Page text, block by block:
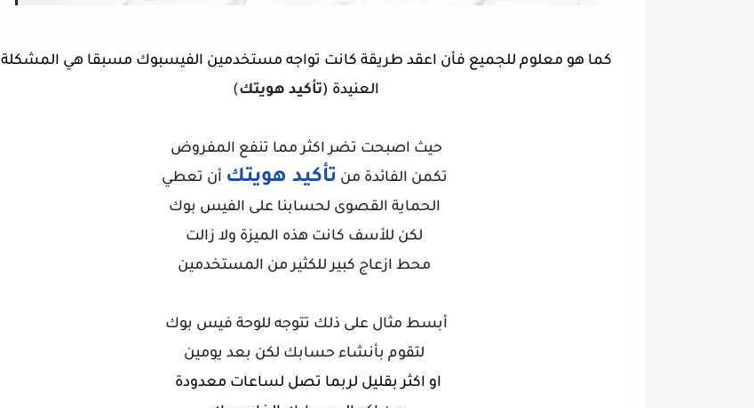
كما هو معلوم للجميع فأن اعقد طريقة كانت تواجه مستخدمين الفيسبوك مسبقا هي المشكلة
العنيدة (تأكيد هويتك)
حيث اصبحت تضر اكثر مما تنفع المفروض
تكمن الفائدة من تأكيد هويتك أن تعطي
الحماية القصوى لحسابنا على الفيس بوك
لكن للأسف كانت هذه الميزة ولا زالت
محط ازعاج كبير للكثيرمن المستخدمين
أبسط مثال على ذلك تتوجه للوحة فيس بوك
لتقوم بأنشاء حسابك لكن بعد يومين
او اكثر بقليل لربما تصل لساعات معدودة